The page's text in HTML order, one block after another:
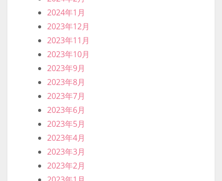
2025年4月
2025年3月
2025年2月
2025年1月
2024年12月
2024年11月
2024年10月
2024年9月
2024年8月
2024年7月
2024年6月
2024年5月
2024年4月